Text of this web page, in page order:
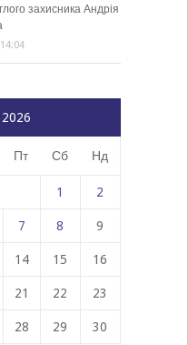
захисника Андрія
Пт Сб Нд
1 2
7 8 9
14 15 16
21 22 23
28 29 30